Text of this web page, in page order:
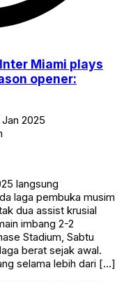
Miami plays
opener:
2025
langsung
laga pembuka musim
dua assist krusial
imbang 2-2
Stadium, Sabtu
berat sejak awal.
selama lebih dari […]